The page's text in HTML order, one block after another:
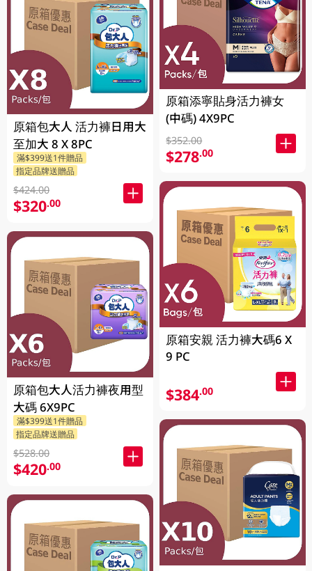
原箱包大人 活力褲日用大
至加大 8 X 8PC
滿$399送1件贈品
指定品牌送贈品
$424.00
$320.00
原箱包大人活力褲夜用型
大碼 6X9PC
滿$399送1件贈品
指定品牌送贈品
$528.00
$420.00
原箱添寧貼身活力褲女
(中碼) 4X9PC
$352.00
$278.00
原箱安親 活力褲大碼6 X
9 PC
$384.00